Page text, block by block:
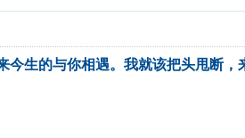
今生的与你相遇。我就该把头甩断，